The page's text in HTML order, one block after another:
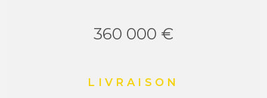
360 000 €
LIVRAISON